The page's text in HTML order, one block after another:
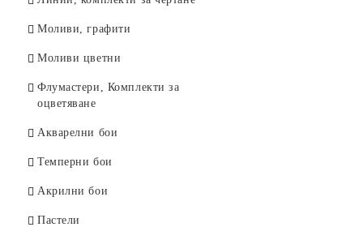
Острилки
Линии, комплекти за чертане
Гумички
Тубуси
Пергели
Моливи, графити
Моливи цветни
Флумастери, Комплекти за
оцветяване
Акварелни бои
Темперни бои
Акрилни бои
Пастели